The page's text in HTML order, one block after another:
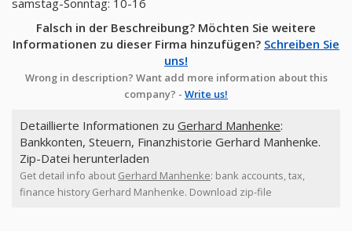
samstag-Sonntag: 10-16
Falsch in der Beschreibung? Möchten Sie weitere
Informationen zu dieser Firma hinzufügen? Schreiben Sie
uns!
Wrong in description? Want add more information about this
company? - Write us!
Detaillierte Informationen zu Gerhard Manhenke:
Bankkonten, Steuern, Finanzhistorie Gerhard Manhenke.
Zip-Datei herunterladen
Get detail info about Gerhard Manhenke: bank accounts, tax,
finance history Gerhard Manhenke. Download zip-file